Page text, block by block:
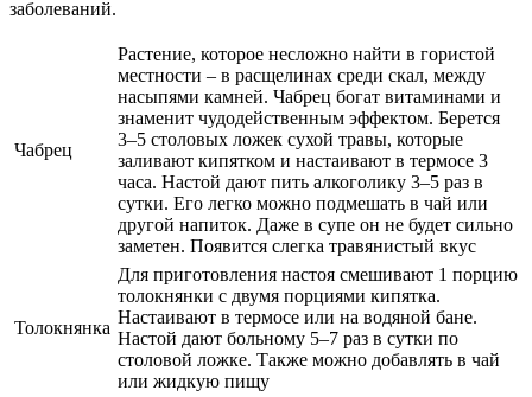
заболеваний.
Чабрец
Растение, которое несложно найти в гористой
местности – в расщелинах среди скал, между
насыпями камней. Чабрец богат витаминами и
знаменит чудодейственным эффектом. Берется
3–5 столовых ложек сухой травы, которые
заливают кипятком и настаивают в термосе 3
часа. Настой дают пить алкоголику 3–5 раз в
сутки. Его легко можно подмешать в чай или
другой напиток. Даже в супе он не будет сильно
заметен. Появится слегка травянистый вкус
Толокнянка
Для приготовления настоя смешивают 1 порцию
толокнянки с двумя порциями кипятка.
Настаивают в термосе или на водяной бане.
Настой дают больному 5–7 раз в сутки по
столовой ложке. Также можно добавлять в чай
или жидкую пищу